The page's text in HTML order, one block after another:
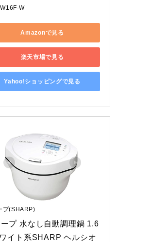
W
Amazonで見る
楽天市場で見る
Yahoo!ショッピングで見る
プ(SHARP)
ープ 水なし自動調理鍋 1.6
イト系SHARP ヘルシオ